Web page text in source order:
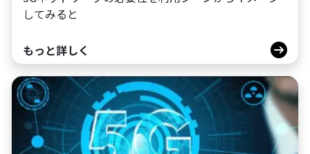
してみると
もっと詳しく